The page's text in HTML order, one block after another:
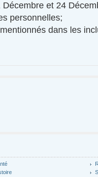
et 24
personnelles;
dans les